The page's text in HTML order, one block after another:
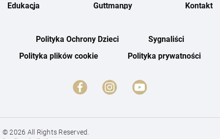
Edukacja
Guttmanny Kontakt
Polityka Ochrony Dzieci
Sygnaliści
Polityka plików cookie
Polityka prywatności
© 2026 All Rights Reserved.